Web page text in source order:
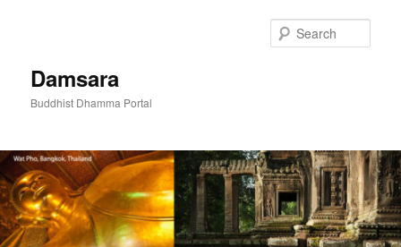
Damsara
Buddhist Dhamma Portal